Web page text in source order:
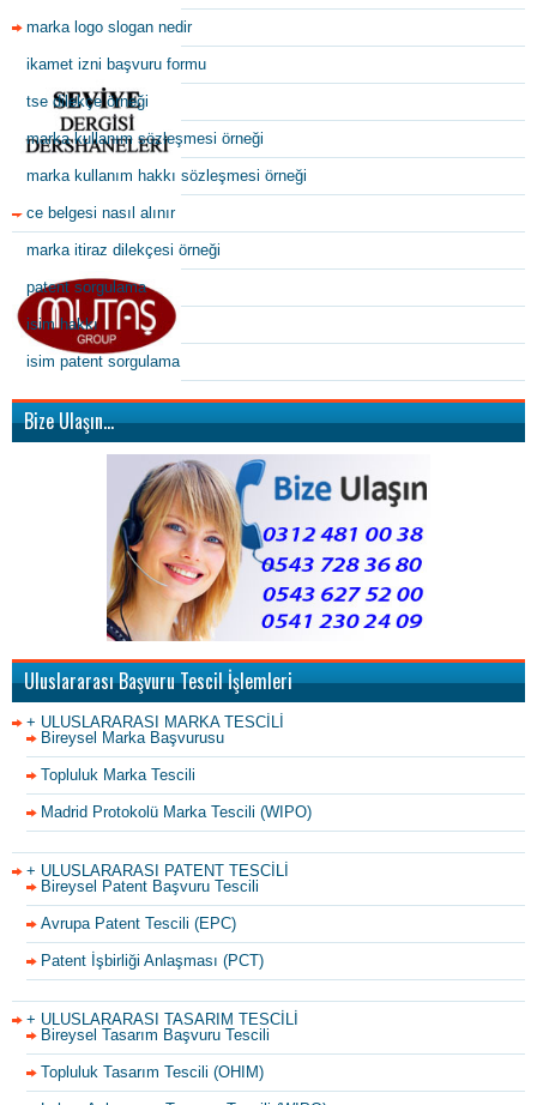
marka logo slogan nedir
ikamet izni başvuru formu
tse dilekçe örneği
marka kullanım sözleşmesi örneği
marka kullanım hakkı sözleşmesi örneği
ce belgesi nasıl alınır
marka itiraz dilekçesi örneği
patent sorgulama
isim hakkı
isim patent sorgulama
Bize Ulaşın…
Uluslararası Başvuru Tescil İşlemleri
+ ULUSLARARASI MARKA TESCİLİ
Bireysel Marka Başvurusu
Topluluk Marka Tescili
Madrid Protokolü Marka Tescili (WIPO)
+ ULUSLARARASI PATENT TESCİLİ
Bireysel Patent Başvuru Tescili
Avrupa Patent Tescili (EPC)
Patent İşbirliği Anlaşması (PCT)
+ ULUSLARARASI TASARIM TESCİLİ
Bireysel Tasarım Başvuru Tescili
Topluluk Tasarım Tescili (OHIM)